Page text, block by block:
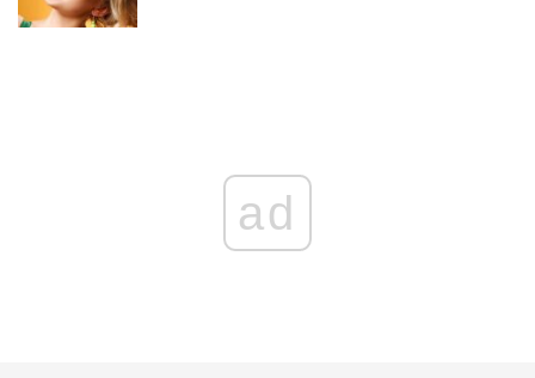
ad